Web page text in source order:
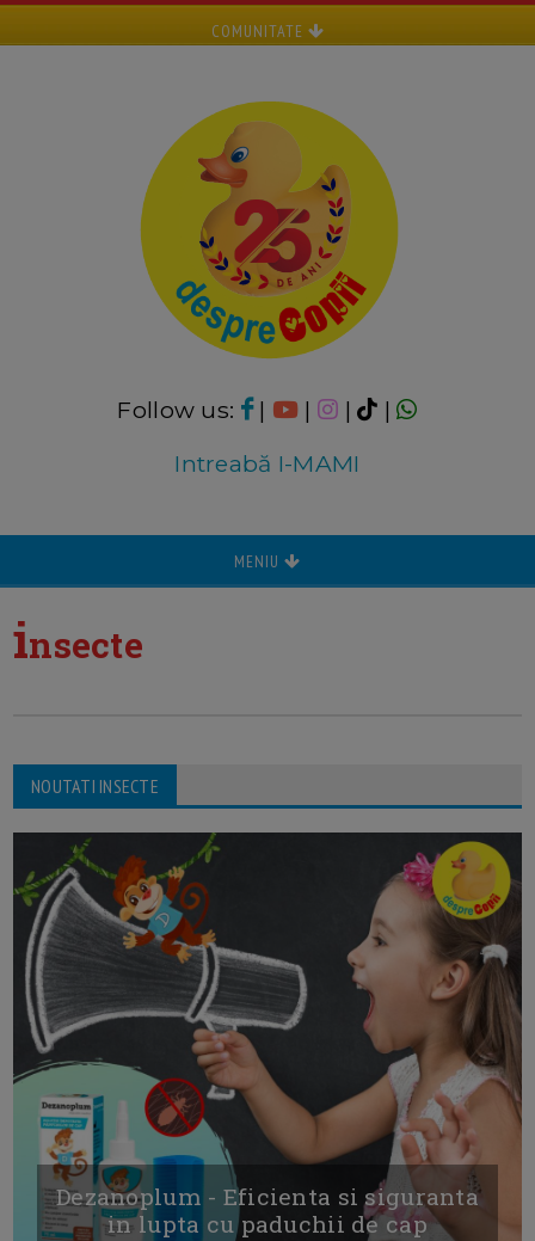
COMUNITATE
Follow us: | | |
|
Intreabă I-MAMI
MENIU
insecte
NOUTATI INSECTE
Dezanoplum - Eficienta si siguranta
in lupta cu paduchii de cap